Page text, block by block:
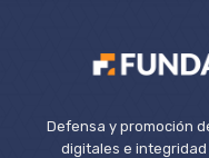
Defensa y promoción
digitales e